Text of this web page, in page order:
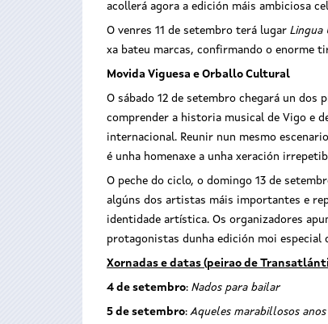
acollerá agora a edición máis ambiciosa
O venres 11 de setembro terá lugar Lingua
xa bateu marcas, confirmando o enorme
Movida Viguesa e Orballo Cultural
O sábado 12 de setembro chegará un
comprender a historia musical de Vigo e
internacional. Reunir nun mesmo
é unha homenaxe a unha xeración
O peche do ciclo, o domingo 13 de
algúns dos artistas máis importantes e
identidade artística. Os organizadores
protagonistas dunha edición moi especial
Xornadas e datas (peirao de
4 de setembro: Nados para bailar
5 de setembro:Aqueles marabillosos